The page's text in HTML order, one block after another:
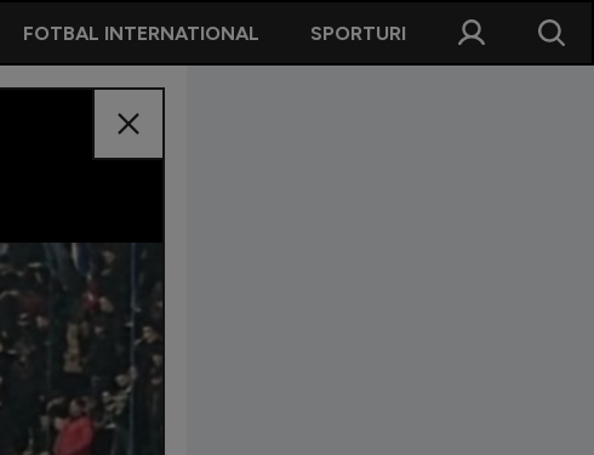
FOTBAL INTERNATIONAL SPORTURI